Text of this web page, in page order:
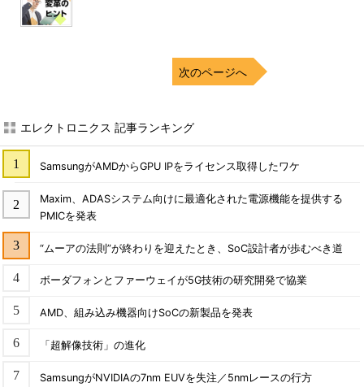
次のページへ
エレクトロニクス 記事ランキング
SamsungがAMDからGPU IPをライセンス取得したワケ
Maxim、ADASシステム向けに最適化された電源機能を提供する
PMICを発表
“ムーアの法則”が終わりを迎えたとき、SoC設計者が歩むべき道
ボーダフォンとファーウェイが5G技術の研究開発で協業
AMD、組み込み機器向けSoCの新製品を発表
「超解像技術」の進化
SamsungがNVIDIAの7nm EUVを失注／5nmレースの行方